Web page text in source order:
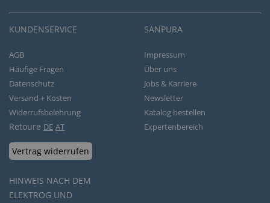
KUNDENSERVICE
AGB
Häufige Fragen
Datenschutz
Versand + Kosten
Widerrufsbelehrung
Retoure DE AT
Vertrag widerrufen
HINWEIS NACH DEM
ELEKTROG UND
SANPURA
Impressum
Über uns
Jobs & Karriere
Newsletter
Katalog bestellen
Expertenbereich